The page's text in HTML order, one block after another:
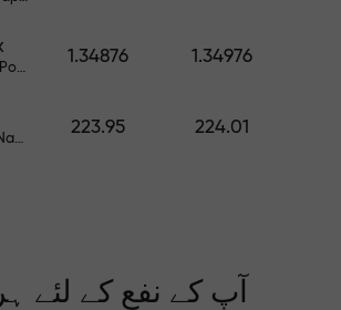
Great Britain Pound vs US Dollar
1.34876 1.34976
NVIDIA Corp Nasdaq Stock Exchange (Nasdaq) USD
223.95 224.01
آپ کے نفع کے لئے